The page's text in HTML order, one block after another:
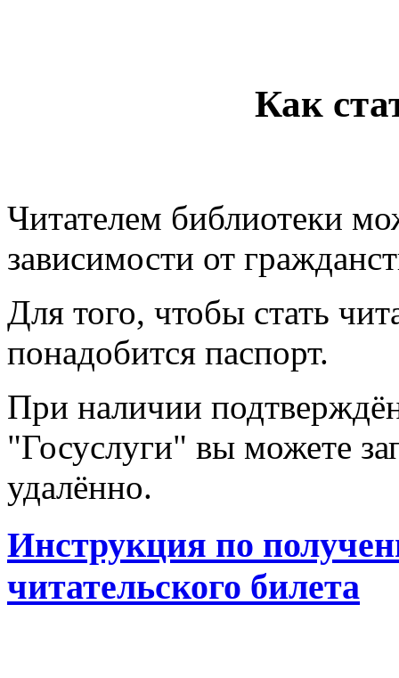
Как
Читателем библиотеки
зависимости от
Для того, чтобы стать
понадобится паспорт.
При наличии
"Госуслуги" вы можете
удалённо.
Инструкция по
читательского билета